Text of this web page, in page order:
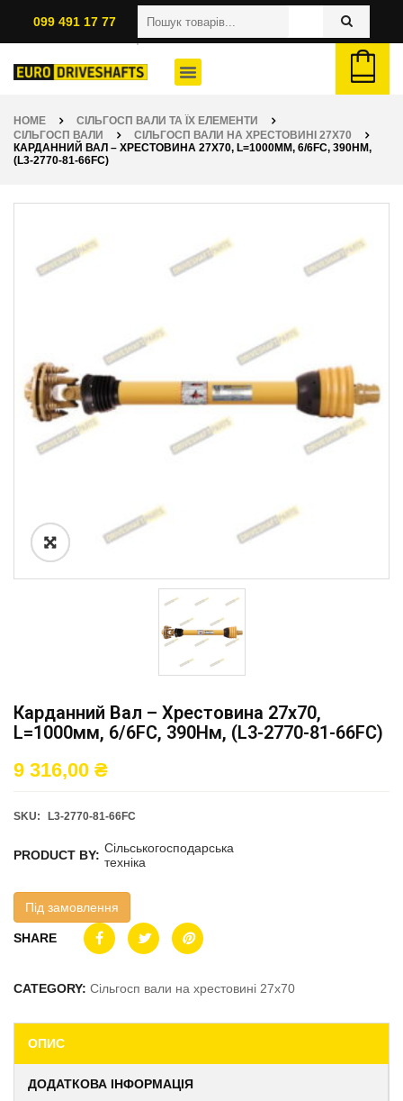
099 491 17 77
HOME
СІЛЬГОСП ВАЛИ ТА ЇХ ЕЛЕМЕНТИ
СІЛЬГОСП ВАЛИ
СІЛЬГОСП ВАЛИ НА ХРЕСТОВИНІ 27Х70
КАРДАННИЙ ВАЛ – ХРЕСТОВИНА 27Х70, L=1000ММ, 6/6FC, 390НМ,
(L3-2770-81-66FC)
Карданний Вал – Хрестовина 27х70,
L=1000мм, 6/6FC, 390Нм, (L3-2770-81-66FC)
9 316,00 ₴
SKU: L3-2770-81-66FC
PRODUCT BY: Сільськогосподарська
техніка
Під замовлення
SHARE
CATEGORY: Сільгосп вали на хрестовині 27х70
ОПИС
ДОДАТКОВА ІНФОРМАЦІЯ